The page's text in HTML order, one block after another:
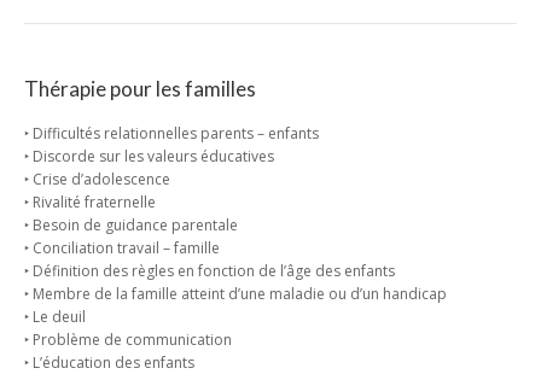
Thérapie pour les familles
‣ Difficultés relationnelles parents – enfants
‣ Discorde sur les valeurs éducatives
‣ Crise d’adolescence
‣ Rivalité fraternelle
‣ Besoin de guidance parentale
‣ Conciliation travail – famille
‣ Définition des règles en fonction de l’âge des enfants
‣ Membre de la famille atteint d’une maladie ou d’un handicap
‣ Le deuil
‣ Problème de communication
‣ L’éducation des enfants